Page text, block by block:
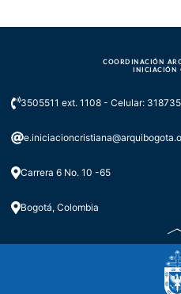
COORDINACIÓN
INICIACIÓN
3505511 ext. 1108 - Celular:
Carrera 6 No. 10 -65
Bogotá, Colombia